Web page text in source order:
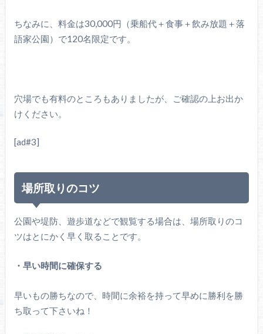
ちなみに、料金は30,000円（乗船代＋食事＋飲み放題＋落
語家公園）で120名限定です。
穴場でも有料のところもありましたが、ご確認の上お出か
けください。
[ad#3]
場所取りのコツ
公園や堤防、遊歩道などで観覧する場合は、場所取りのコ
ツはとにかく早く取ることです。
・早い時間に確保する
早いもの勝ちなので、時間に余裕を持って早めに勝利を勝
ち取って下さいね！